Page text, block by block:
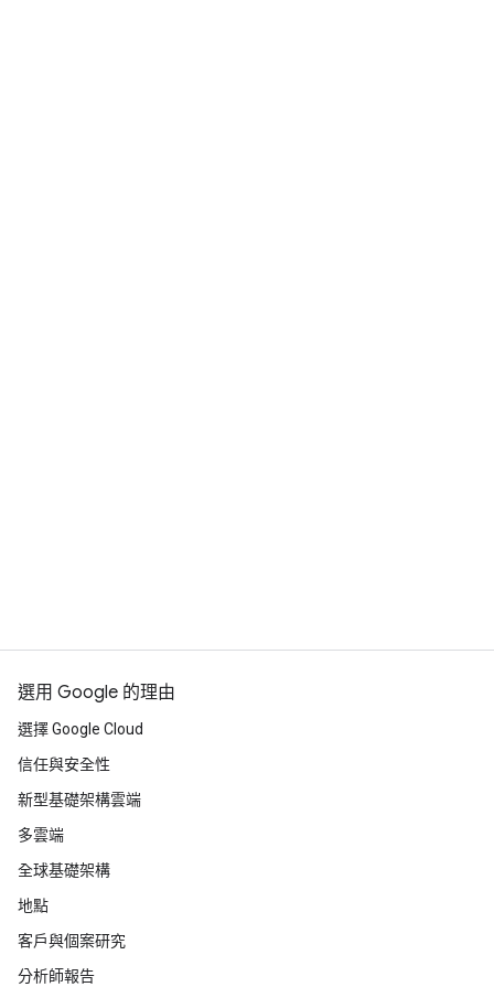
選用 Google 的理由
選擇 Google Cloud
信任與安全性
新型基礎架構雲端
多雲端
全球基礎架構
地點
客戶與個案研究
分析師報告